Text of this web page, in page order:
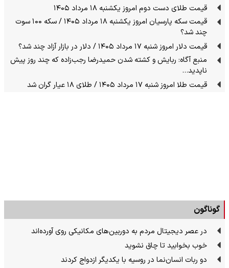
قیمت طلای دست دوم امروز یکشنبه ۱۸ مرداد ۱۴۰۵
قیمت سکه پارسیان امروز یکشنبه ۱۸ مرداد ۱۴۰۵ / سکه ۱۰۰ سوت
چند شد؟
قیمت دلار امروز شنبه ۱۷ مرداد ۱۴۰۵ / دلار در بازار آزاد چند شد؟
منبع آگاه: ربایش و کشته شدن حمیدرضا رجب‌زاده که چند روز پیش
ناپدید…
قیمت طلا امروز شنبه ۱۷ مرداد ۱۴۰۵ / طلای ۱۸ عیار گران شد
گوناگون
در عصر دیجیتال مردم به دوربین‌های مکانیکی روی آورده‌اند
خوب بخوابید تا چاق نشوید
دو ربات انسان‌نما در روسیه با یکدیگر ازدواج کردند